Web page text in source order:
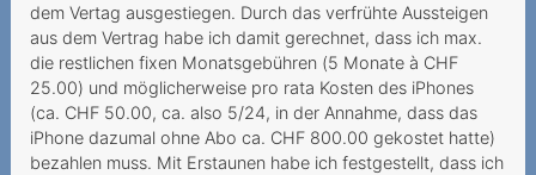
dem Vertag ausgestiegen. Durch das verfrühte Aussteigen
aus dem Vertrag habe ich damit gerechnet, dass ich max.
die restlichen fixen Monatsgebühren (5 Monate à CHF
25.00) und möglicherweise pro rata Kosten des iPhones
(ca. CHF 50.00, ca. also 5/24, in der Annahme, dass das
iPhone dazumal ohne Abo ca. CHF 800.00 gekostet hatte)
bezahlen muss. Mit Erstaunen habe ich festgestellt, dass ich
Unrechtmässiger
Halterwechsel nach
Portierung
Appels internationaux
depuis la Suisse ≠ Roaming